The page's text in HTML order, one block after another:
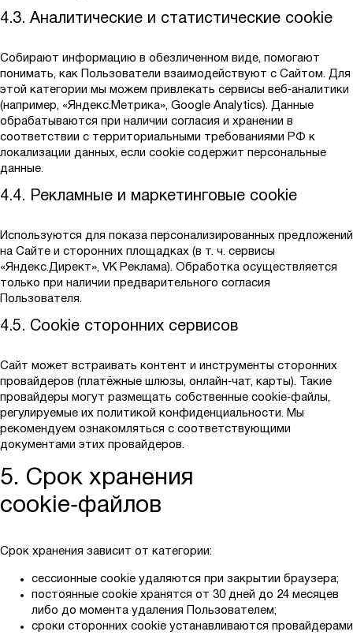
4.3. Аналитические и статистические cookie
Собирают информацию в обезличенном виде, помогают
понимать, как Пользователи взаимодействуют с Сайтом. Для
этой категории мы можем привлекать сервисы веб‑аналитики
(например, «Яндекс.Метрика», Google Analytics). Данные
обрабатываются при наличии согласия и хранении в
соответствии с территориальными требованиями РФ к
локализации данных, если cookie содержит персональные
данные.
4.4. Рекламные и маркетинговые cookie
Используются для показа персонализированных предложений
на Сайте и сторонних площадках (в т. ч. сервисы
«Яндекс.Директ», VK Реклама). Обработка осуществляется
только при наличии предварительного согласия
Пользователя.
4.5. Cookie сторонних сервисов
Сайт может встраивать контент и инструменты сторонних
провайдеров (платёжные шлюзы, онлайн‑чат, карты). Такие
провайдеры могут размещать собственные cookie‑файлы,
регулируемые их политикой конфиденциальности. Мы
рекомендуем ознакомляться с соответствующими
документами этих провайдеров.
5. Срок хранения
cookie‑файлов
Срок хранения зависит от категории:
сессионные cookie удаляются при закрытии браузера;
постоянные cookie хранятся от 30 дней до 24 месяцев
либо до момента удаления Пользователем;
сроки сторонних cookie устанавливаются провайдерами